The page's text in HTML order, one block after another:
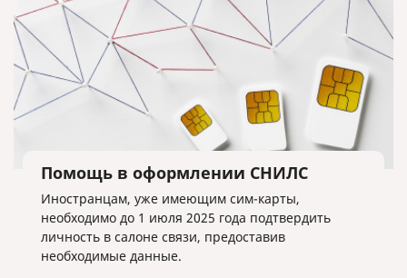
Помощь в оформлении СНИЛС
Иностранцам, уже имеющим сим-карты,
необходимо до 1 июля 2025 года подтвердить
личность в салоне связи, предоставив
необходимые данные.